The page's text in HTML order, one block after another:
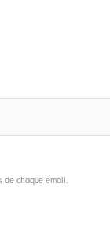
de chaque email.